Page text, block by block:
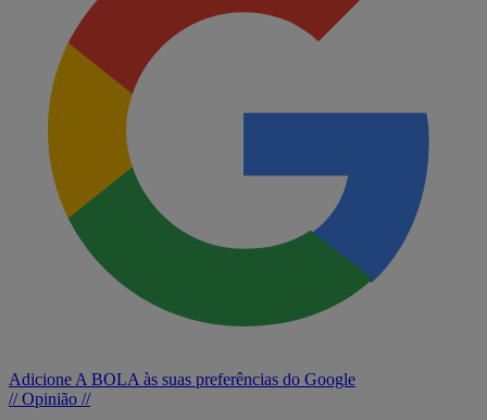
Adicione A BOLA às suas preferências do Google
// Opinião //